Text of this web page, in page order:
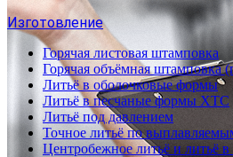
Изготовление
Горячая листовая штамповка
Горячая объёмная штамповка
Литьё в оболочковые формы
Литьё в песчаные формы ХТС
Литьё под давлением
Точное литьё по
Центробежное литьё и литьё в